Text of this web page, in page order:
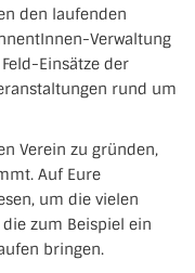
den laufenden
Verwaltung
Einsätze der
rund um
Verein zu gründen,
Auf Eure
um die vielen
zum Beispiel ein
bringen.